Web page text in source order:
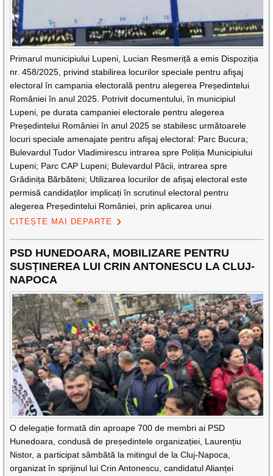
Primarul municipiului Lupeni, Lucian Resmeriță a emis Dispoziția
nr. 458/2025, privind stabilirea locurilor speciale pentru afişaj
electoral în campania electorală pentru alegerea Președintelui
României în anul 2025. Potrivit documentului, în municipiul
Lupeni, pe durata campaniei electorale pentru alegerea
Președintelui României în anul 2025 se stabilesc următoarele
locuri speciale amenajate pentru afişaj electoral: Parc Bucura;
Bulevardul Tudor Vladimirescu intrarea spre Poliția Municipiului
Lupeni; Parc CAP Lupeni; Bulevardul Păcii, intrarea spre
Grădinița Bărbăteni; Utilizarea locurilor de afișaj electoral este
permisă candidaților implicați în scrutinul electoral pentru
alegerea Președintelui României, prin aplicarea unui
CITEȘTE MAI DEPARTE
PSD HUNEDOARA, MOBILIZARE PENTRU
SUSȚINEREA LUI CRIN ANTONESCU LA CLUJ-
NAPOCA
O delegație formată din aproape 700 de membri ai PSD
Hunedoara, condusă de președintele organizației, Laurențiu
Nistor, a participat sâmbătă la mitingul de la Cluj-Napoca,
organizat în sprijinul lui Crin Antonescu, candidatul Alianței